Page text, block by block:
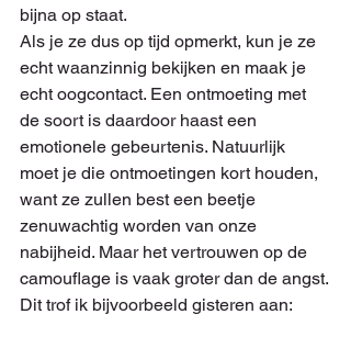
bijna op staat.
Als je ze dus op tijd opmerkt, kun je ze
echt waanzinnig bekijken en maak je
echt oogcontact. Een ontmoeting met
de soort is daardoor haast een
emotionele gebeurtenis. Natuurlijk
moet je die ontmoetingen kort houden,
want ze zullen best een beetje
zenuwachtig worden van onze
nabijheid. Maar het vertrouwen op de
camouflage is vaak groter dan de angst.
Dit trof ik bijvoorbeeld gisteren aan: